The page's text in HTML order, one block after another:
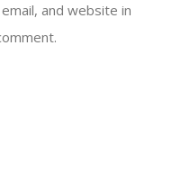
and website in